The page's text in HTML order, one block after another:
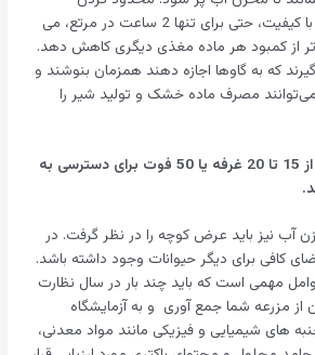
دسترسی آب تازه، تمیز و با کیفیت، حتی برای تنها 2 ساعت در مرتع، می
تر از کمبود هر ماده مغذی دیگری کاهش دهد.
که به گاوها اجازه دهند همزمان بنوشند و
مصرف ماده خشک و تولید شیر را
گاوها نباید بیش از 15 تا 20 غرفه یا 50 فوت برای دسترسی به
آب نیز باید عرض کوچه را در نظر گرفت. در
کافی برای دیگر حیوانات وجود داشته باشد.
مهمی است که باید چند بار در سال نظارت
از مزرعه شما جمع آوری و به آزمایشگاه
های شیمیایی و فیزیکی مانند مواد معدنی،